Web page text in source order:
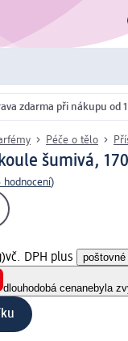
zdarma při nákupu od
Péče o tělo
šumivá,
hodnocení)
vč. DPH plus poštovné
dlouhodobá cenanebyla